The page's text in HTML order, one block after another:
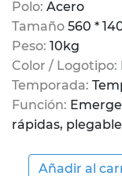
Polo: Acero
Tamaño 560 *
Peso: 10kg
Color / Logotipo:
Temporada:
Función:
rápidas,
Añadir al